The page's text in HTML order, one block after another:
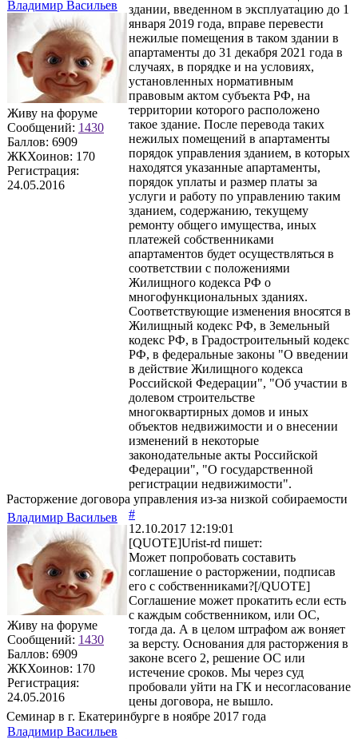
Владимир Васильев
Живу на форуме
Сообщений: 1430
Баллов: 6909
ЖКХоинов: 170
Регистрация:
24.05.2016
здании, введенном в эксплуатацию до 1
января 2019 года, вправе перевести
нежилые помещения в таком здании в
апартаменты до 31 декабря 2021 года в
случаях, в порядке и на условиях,
установленных нормативным
правовым актом субъекта РФ, на
территории которого расположено
такое здание. После перевода таких
нежилых помещений в апартаменты
порядок управления зданием, в которых
находятся указанные апартаменты,
порядок уплаты и размер платы за
услуги и работу по управлению таким
зданием, содержанию, текущему
ремонту общего имущества, иных
платежей собственниками
апартаментов будет осуществляться в
соответствии с положениями
Жилищного кодекса РФ о
многофункциональных зданиях.
Соответствующие изменения вносятся в
Жилищный кодекс РФ, в Земельный
кодекс РФ, в Градостроительный кодекс
РФ, в федеральные законы "О введении
в действие Жилищного кодекса
Российской Федерации", ‎"Об участии в
долевом строительстве
многоквартирных домов и иных
объектов недвижимости и о внесении
изменений в некоторые
законодательные акты Российской
Федерации", ‎"О государственной
регистрации недвижимости".
Расторжение договора управления из-за низкой собираемости
Владимир Васильев
Живу на форуме
Сообщений: 1430
Баллов: 6909
ЖКХоинов: 170
Регистрация:
24.05.2016
#
12.10.2017 12:19:01
[QUOTE]Urist-rd пишет:
Может попробовать составить
соглашение о расторжении, подписав
его с собственниками?[/QUOTE]
Соглашение может прокатить если есть
с каждым собственником, или ОС,
тогда да. А в целом штрафом аж воняет
за версту. Основания для расторжения в
законе всего 2, решение ОС или
истечение сроков. Мы через суд
пробовали уйти на ГК и несогласование
цены договора, не вышло.
Семинар в г. Екатеринбурге в ноябре 2017 года
Владимир Васильев